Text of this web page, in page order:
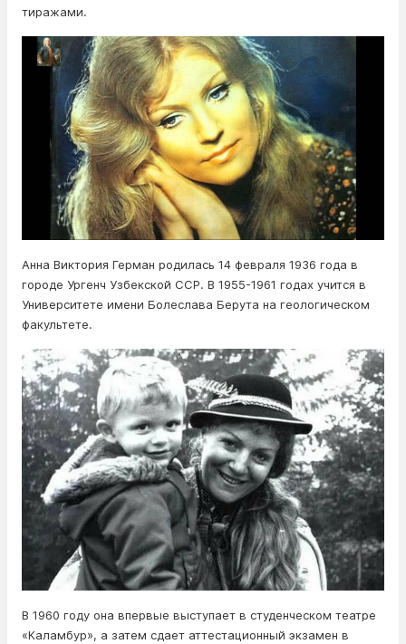
тиражами.
Анна Виктория Герман родилась 14 февраля 1936 года в
городе Ургенч Узбекской ССР. В 1955-1961 годах учится в
Университете имени Болеслава Берута на геологическом
факультете.
В 1960 году она впервые выступает в студенческом театре
«Каламбур», а затем сдает аттестационный экзамен в